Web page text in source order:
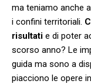
ma teniamo anche
i confini territoriali.
risultati e di poter
scorso anno? Le
guida ma sono a
piacciono le opere